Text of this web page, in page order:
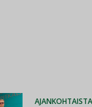
AJANKOHTAISTA